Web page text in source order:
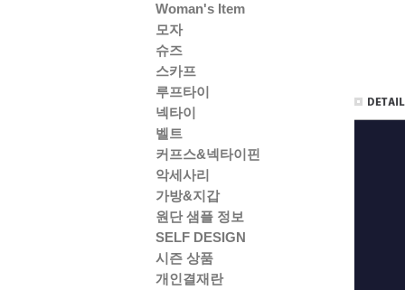
Woman's Item
모자
슈즈
스카프
루프타이
넥타이
벨트
커프스&넥타이핀
악세사리
가방&지갑
원단 샘플 정보
SELF DESIGN
시즌 상품
개인결재란